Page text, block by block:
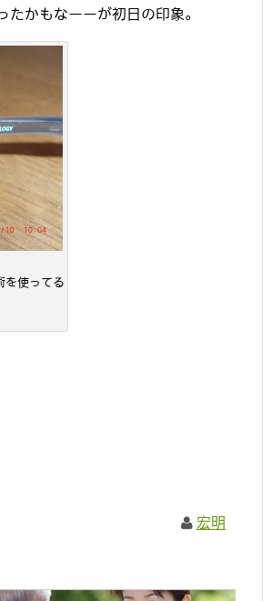
かもなーーが初日の印象。
を使ってる
宏明